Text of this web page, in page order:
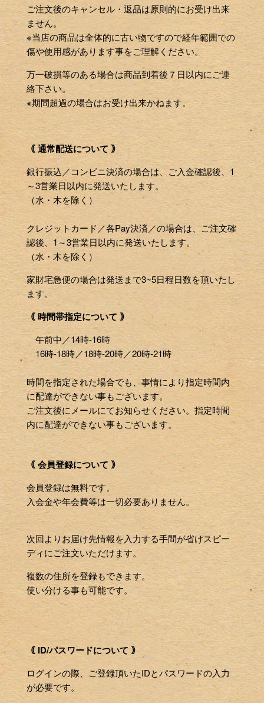
ご注文後のキャンセル・返品は原則的にお受け出来
ません。
※当店の商品は全体的に古い物ですので経年範囲での
傷や使用感があります事をご理解ください。
万一破損等のある場合は商品到着後７日以内にご連
絡下さい。
※期間超過の場合はお受け出来かねます。
｟ 通常配送について ｠
銀行振込／コンビニ決済の場合は、ご入金確認後、1
～3営業日以内に発送いたします。
（水・木を除く）
クレジットカード／各Pay決済／の場合は、ご注文確
認後、1～3営業日以内に発送いたします。
（水・木を除く）
家財宅急便の場合は発送まで3~5日程日数を頂いたし
ます。
｟ 時間帯指定について ｠
午前中／14時-16時
16時-18時／18時-20時／20時-21時
時間を指定された場合でも、事情により指定時間内
に配達ができない事もございます。
ご注文後にメールにてお知らせください。指定時間
内に配達ができない事もございます。
｟ 会員登録について ｠
会員登録は無料です。
入会金や年会費等は一切必要ありません。
次回よりお届け先情報を入力する手間が省けスピー
ディにご注文いただけます。
複数の住所を登録もできます。
使い分ける事も可能です。
｟ ID/パスワードについて ｠
ログインの際、ご登録頂いたIDとパスワードの入力
が必要です。